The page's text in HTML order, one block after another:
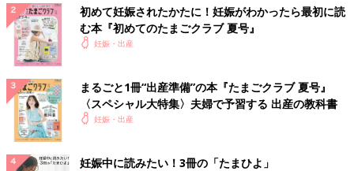
初めて妊娠されたかたに！妊娠がわかったら最初に読
む本『初めてのたまごクラブ 夏号』
妊娠・出産
まるごと1冊“出産準備”の本『たまごクラブ 夏号』
〈スペシャル大特集〉夫婦で予習する 出産の教科書
妊娠・出産
妊娠中に読みたい！3冊の「たまひよ」